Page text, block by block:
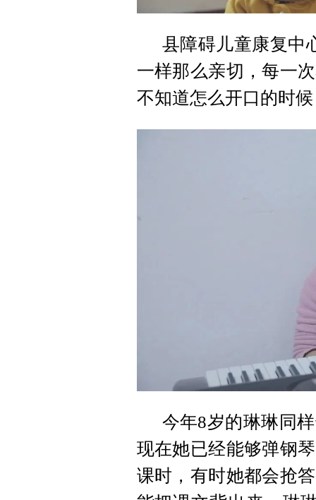
县障碍儿童康复中
一样那么亲切，每一
不知道怎么开口的时
今年8岁的琳琳同
现在她已经能够弹钢
课时，有时她都会抢